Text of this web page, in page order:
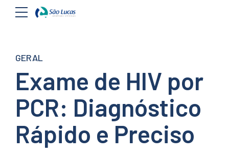
GERAL
Exame de HIV por
PCR: Diagnóstico
Rápido e Preciso